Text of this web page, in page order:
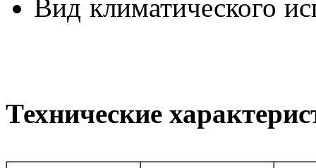
Вид климатического
Технические